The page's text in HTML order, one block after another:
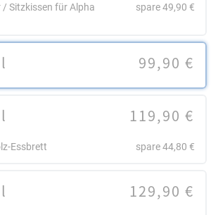
/ Sitzkissen für Alpha
spare 49,90 €
99,90 €
Essbrett
119,90 €
spare 44,80 €
129,90 €